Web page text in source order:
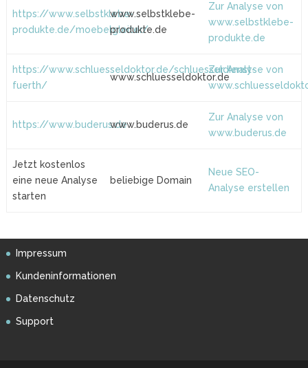
https://www.selbstklebe-
produkte.de/moebelgleiter/
www.selbstklebe-
produkte.de
Zur Analyse von
www.selbstklebe-
produkte.de
https://www.schluesseldoktor.de/schluesseldienst-
fuerth/
www.schluesseldoktor.de
Zur Analyse von
https://www.buderus.dewww.buderus.de
Zur Analyse von
www.buderus.de
Jetzt kostenlos
eine neue Analyse
starten
beliebige Domain
Neue SEO-
Analyse erstellen
Impressum
Kundeninformationen
Datenschutz
Support